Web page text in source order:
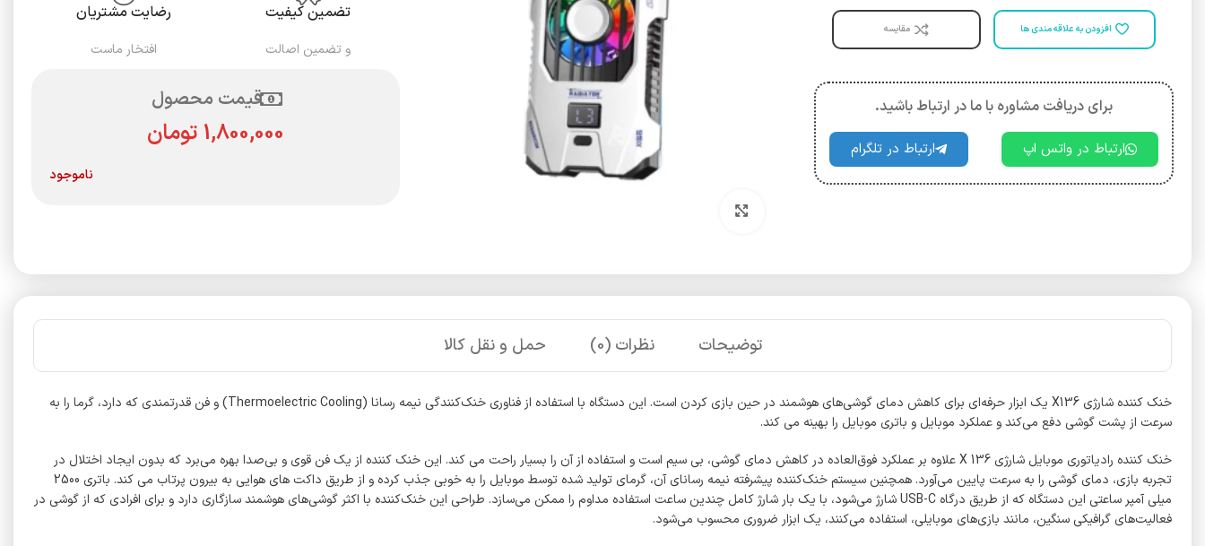
افزودن به علاقه مندی ها مقایسه
برای دریافت مشاوره با ما در ارتباط باشید.
ارتباط در واتس اپ ارتباط در تلگرام
تضمین کیفیت
و تضمین اصالت
رضایت مشتریان
افتخار ماست
قیمت محصول
تومان
ناموجود
توضیحات نظرات (0) حمل و نقل کالا
خنک کننده شارژی X136 یک ابزار حرفه‌ای برای کاهش دمای گوشی‌های هوشمند در حین بازی کردن است. این دستگاه با استفاده از فناوری خنک‌کنندگی نیمه‌ رسانا (Thermoelectric Cooling) و فن قدرتمندی که دارد، گرما را به‌
سرعت از پشت گوشی دفع می‌کند و عملکرد موبایل و باتری موبایل را بهینه می کند.
خنک کننده رادیاتوری موبایل شارژی X 136 علاوه بر عملکرد فوق‌العاده در کاهش دمای گوشی، بی سیم است و استفاده از آن را بسیار راحت می کند. این خنک کننده از یک فن قوی و بی‌صدا بهره می‌برد که بدون ایجاد اختلال در
تجربه بازی، دمای گوشی را به‌ سرعت پایین می‌آورد. همچنین سیستم خنک‌کننده پیشرفته نیمه رسانای آن، گرمای تولید شده توسط موبایل را به خوبی جذب کرده و از طریق داکت های هوایی به بیرون پرتاب می کند. باتری 2500
میلی آمپر ساعتی این دستگاه که از طریق درگاه USB-C شارژ می‌شود، با یک بار شارژ کامل چندین ساعت استفاده مداوم را ممکن می‌سازد. طراحی این خنک‌کننده با اکثر گوشی‌های هوشمند سازگاری دارد و برای افرادی که از گوشی در
فعالیت‌های گرافیکی سنگین، مانند بازی‌های موبایلی، استفاده می‌کنند، یک ابزار ضروری محسوب می‌شود.